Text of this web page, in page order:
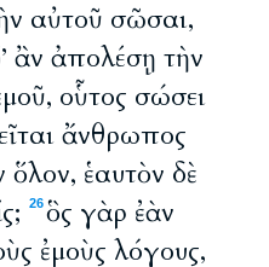
αὐτοῦ σῶσαι,
ἂν ἀπολέσῃ τὴν
οὗτος σώσει
ἄνθρωπος
ἑαυτὸν δὲ
26ὃς γὰρ ἐὰν
ἐμοὺς λόγους,